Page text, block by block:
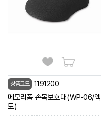
상품코드 1191200
메모리폼 손목보호대(WP-06/엑
토)